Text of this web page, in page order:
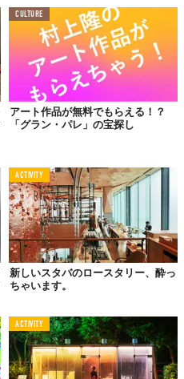
CULTURE
アート作品が無料でもらえる！？
「グラン・パレ」の宝探し
ACTIVITY
新しいスタバのロースタリー、酔っ
ちゃいます。
ACTIVITY